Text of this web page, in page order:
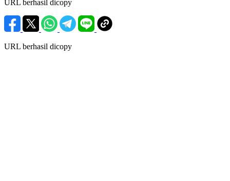
URL berhasil dicopy
URL berhasil dicopy